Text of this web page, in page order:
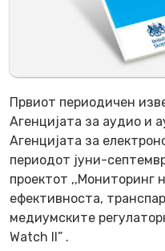
Првиот периодичен
Агенцијата за аудио и
Агенцијата за
периодот јуни-
проектот ,,Мониторинг
ефективноста,
медиумските
Watch II” .